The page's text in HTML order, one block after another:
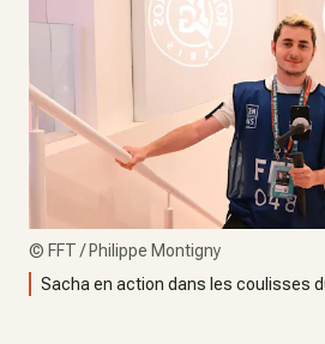
© FFT / Philippe Montigny
Sacha en action dans les coulisses